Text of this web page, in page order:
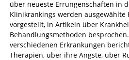
über neueste Errungenschaften in
Klinikrankings werden ausgewählte
vorgestellt, in Artikeln über
Behandlungsmethoden
verschiedenen Erkrankungen
Therapien, über ihre Ängste, über